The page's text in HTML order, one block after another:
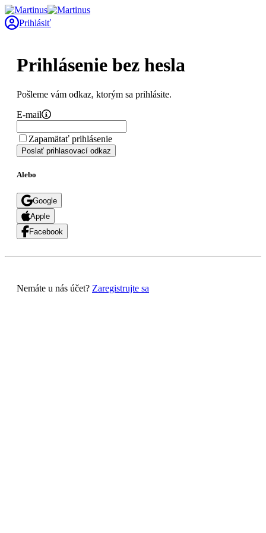
Prihlásiť
Prihlásenie bez hesla
Pošleme vám odkaz, ktorým sa prihlásite.
E-mail
Zapamätať prihlásenie
Poslať prihlasovací odkaz
Alebo
Google
Apple
Facebook
Nemáte u nás účet? Zaregistrujte sa